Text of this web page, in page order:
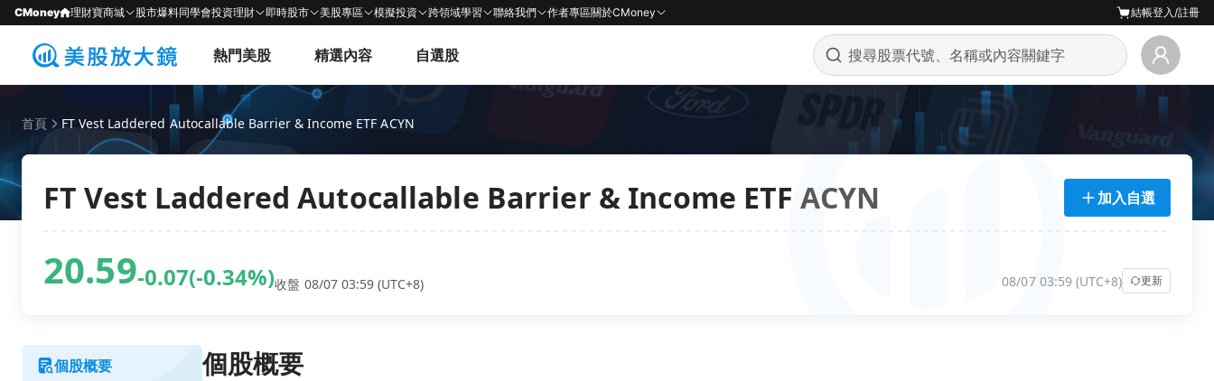
CMoney 理財寶商城 股市爆料同學會投資理財 即時股市 美股專區 模擬投資 跨領域學習 聯絡我們 作者專區關於CMoney 結帳登入/註冊
熱門美股 精選內容 自選股
首頁 FT Vest Laddered Autocallable Barrier & Income ETF ACYN
FT Vest Laddered Autocallable Barrier & Income ETF ACYN 加入自選
20.59-0.07(-0.34%)收盤 08/07 03:59 (UTC+8) 08/07 03:59 (UTC+8) 更新
個股概要 個股概要